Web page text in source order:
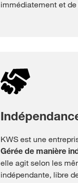
immédiatement et
KWS est une
Gérée de manière
elle agit selon les
indépendante, libre